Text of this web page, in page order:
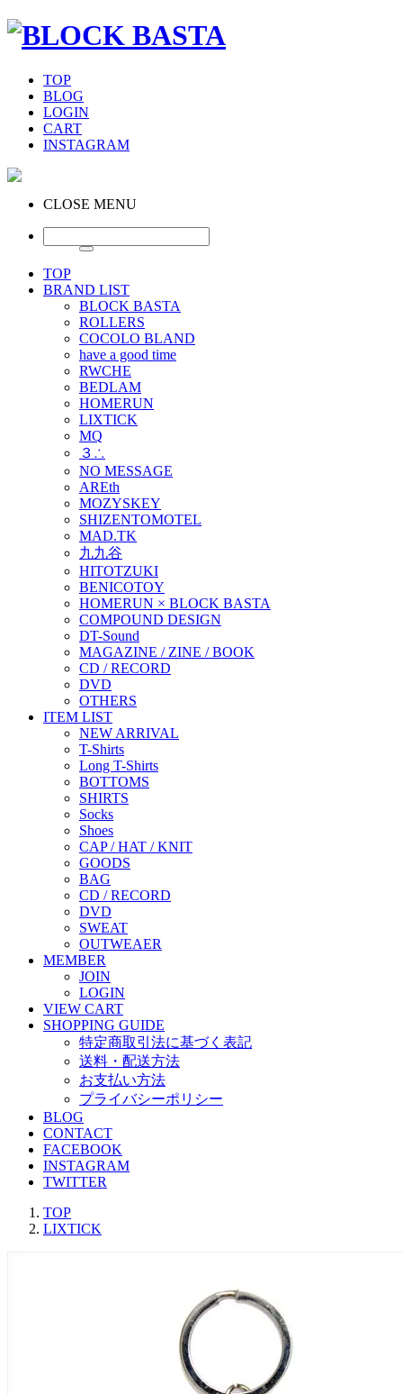
TOP
BLOG
LOGIN
CART
INSTAGRAM
CLOSE MENU
TOP
BRAND LIST
BLOCK BASTA
ROLLERS
COCOLO BLAND
have a good time
RWCHE
BEDLAM
HOMERUN
LIXTICK
MQ
３∴
NO MESSAGE
AREth
MOZYSKEY
SHIZENTOMOTEL
MAD.TK
九九谷
HITOTZUKI
BENICOTOY
HOMERUN × BLOCK BASTA
COMPOUND DESIGN
DT-Sound
MAGAZINE / ZINE / BOOK
CD / RECORD
DVD
OTHERS
ITEM LIST
NEW ARRIVAL
T-Shirts
Long T-Shirts
BOTTOMS
SHIRTS
Socks
Shoes
CAP / HAT / KNIT
GOODS
BAG
CD / RECORD
DVD
SWEAT
OUTWEAER
MEMBER
JOIN
LOGIN
VIEW CART
SHOPPING GUIDE
特定商取引法に基づく表記
送料・配送方法
お支払い方法
プライバシーポリシー
BLOG
CONTACT
FACEBOOK
INSTAGRAM
TWITTER
TOP
LIXTICK